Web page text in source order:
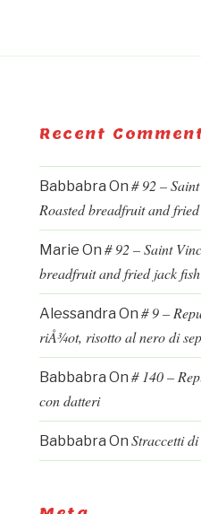
Recent
Babbabra On # 92 –
Roasted breadfruit and
Marie On # 92 – Saint
breadfruit and fried jack fish
Alessandra On # 9 –
riÅ¾ot, risotto al nero di
Babbabra On # 140 –
con datteri
Babbabra On Straccetti